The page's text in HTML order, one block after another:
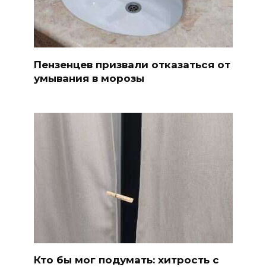
Пензенцев призвали отказаться от
умывания в морозы
Кто бы мог подумать: хитрость с